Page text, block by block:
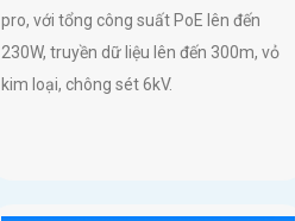
pro, với tổng công suất PoE lên đến
230W, truyền dữ liệu lên đến 300m, vỏ
kim loại, chông sét 6kV.